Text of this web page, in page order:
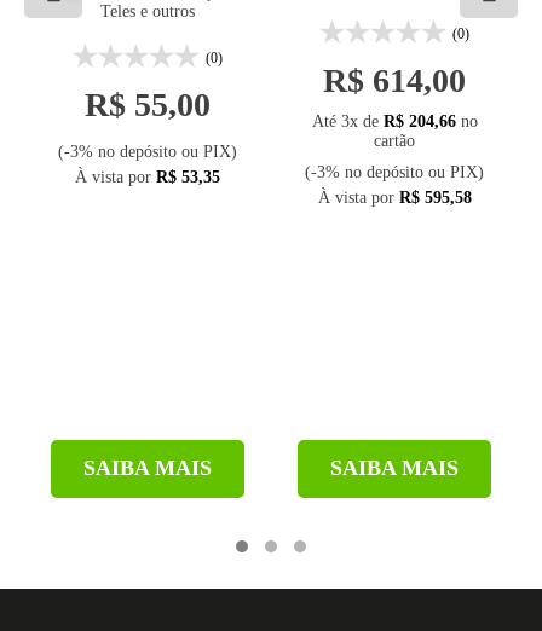
Teles e outros
(0)
R$ 55,00
(-3% no depósito ou PIX)
À vista por R$ 53,35
SAIBA MAIS
(0)
R$ 614,00
Até 3x de R$ 204,66no
cartão
(-3% no depósito ou PIX)
À vista por R$ 595,58
SAIBA MAIS